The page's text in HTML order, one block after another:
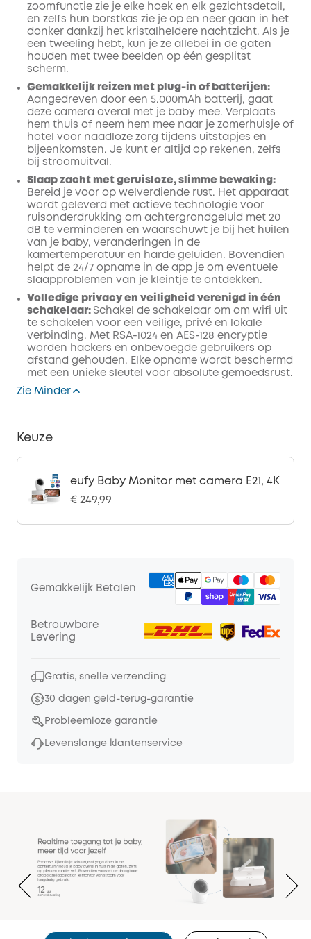
zoomfunctie zie je elke hoek en elk gezichtsdetail,
en zelfs hun borstkas zie je op en neer gaan in het
donker dankzij het kristalheldere nachtzicht. Als je
een tweeling hebt, kun je ze allebei in de gaten
houden met twee beelden op één gesplitst
scherm.
Gemakkelijk reizen met plug-in of batterijen:
Aangedreven door een 5.000mAh batterij, gaat
deze camera overal met je baby mee. Verplaats
hem thuis of neem hem mee naar je zomerhuisje of
hotel voor naadloze zorg tijdens uitstapjes en
bijeenkomsten. Je kunt er altijd op rekenen, zelfs
bij stroomuitval.
Slaap zacht met geruisloze, slimme bewaking:
Bereid je voor op welverdiende rust. Het apparaat
wordt geleverd met actieve technologie voor
ruisonderdrukking om achtergrondgeluid met 20
dB te verminderen en waarschuwt je bij het huilen
van je baby, veranderingen in de
kamertemperatuur en harde geluiden. Bovendien
helpt de 24/7 opname in de app je om eventuele
slaapproblemen van je kleintje te ontdekken.
Volledige privacy en veiligheid verenigd in één
schakelaar: Schakel de schakelaar om om wifi uit
te schakelen voor een veilige, privé en lokale
verbinding. Met RSA-1024 en AES-128 encryptie
worden hackers en onbevoegde gebruikers op
afstand gehouden. Elke opname wordt beschermd
met een unieke sleutel voor absolute gemoedsrust.
Zie Minder
Keuze
eufy Baby Monitor met camera E21, 4K
€ 249,99
Gemakkelijk Betalen
Betrouwbare
Levering
Gratis, snelle verzending
30 dagen geld-terug-garantie
Probleemloze garantie
Levenslange klantenservice